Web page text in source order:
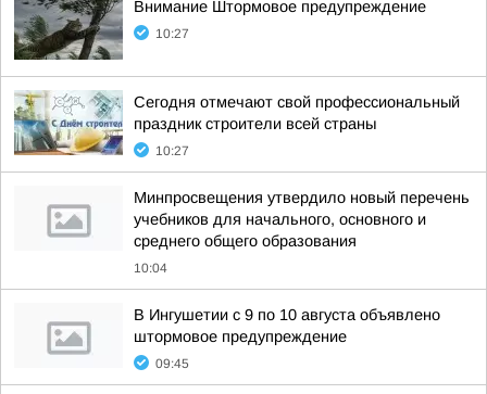
Внимание Штормовое предупреждение
10:27
Сегодня отмечают свой профессиональный
праздник строители всей страны
10:27
Минпросвещения утвердило новый перечень
учебников для начального, основного и
среднего общего образования
10:04
В Ингушетии с 9 по 10 августа объявлено
штормовое предупреждение
09:45